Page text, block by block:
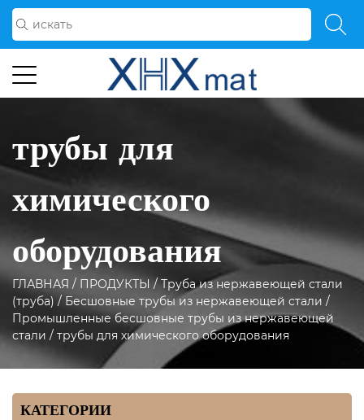
трубы для
химического
оборудования
ГЛАВНАЯ / ПРОДУКТЫ /Труба из нержавеющей стали
(труба) / Бесшовные трубы из нержавеющей стали /
Промышленные бесшовные трубы из нержавеющей
стали / трубы для химического оборудования
КАТЕГОРИИ